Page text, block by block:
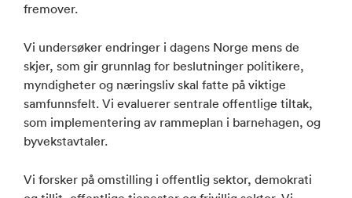
fremover.
Vi undersøker endringer i dagens Norge mens de
skjer, som gir grunnlag for beslutninger politikere,
myndigheter og næringsliv skal fatte på viktige
samfunnsfelt. Vi evaluerer sentrale offentlige tiltak,
som implementering av rammeplan i barnehagen, og
byvekstavtaler.
Vi forsker på omstilling i offentlig sektor, demokrati